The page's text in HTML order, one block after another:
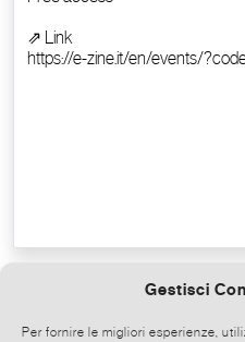
Gestisci
Per fornire le migliori esperienze,